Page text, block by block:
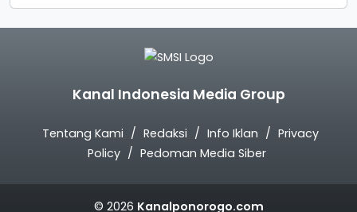
Kanal Indonesia Media Group
Tentang Kami Redaksi Info Iklan
Privacy
Policy
Pedoman Media Siber
© 2026 Kanalponorogo.com